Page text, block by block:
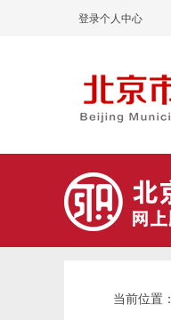
登录个人中心
当前位置：